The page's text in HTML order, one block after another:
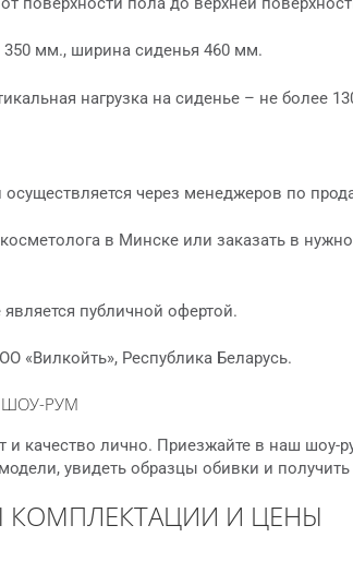
350 мм., ширина сиденья 460 мм.
нагрузка на сиденье – не более
осуществляется через менеджеров по
косметолога в Минске или заказать в
публичной офертой.
«Вилкойть», Республика Беларусь.
РУМ
и качество лично. Приезжайте в наш шоу-
увидеть образцы обивки и
КОМПЛЕКТАЦИИ И ЦЕНЫ